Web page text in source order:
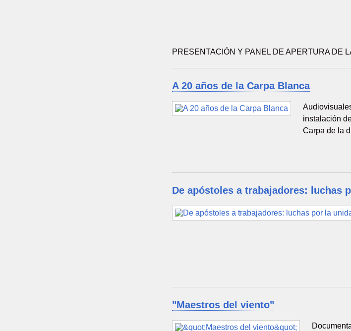
PRESENTACIÓN Y PANEL DE APERTURA DE
A 20 años de la Carpa Blanca
instalación
Carpa de la
De apóstoles a trabajadores: luchas
"Maestros del viento"